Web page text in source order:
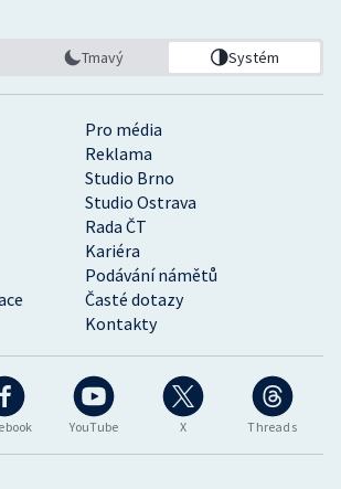
YouTube X Threads
Pro média
Reklama
Studio Brno
Studio Ostrava
Rada ČT
Kariéra
Podávání námětů
Časté dotazy
Kontakty
Tmavý Systém